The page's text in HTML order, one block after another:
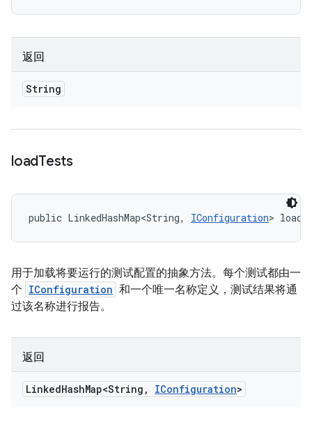
返回
String
loadTests
public LinkedHashMap<String, IConfiguration>
用于加载将要运行的测试配置的抽象方法。每个测试都由一
个 IConfiguration 和一个唯一名称定义，测试结果将通
过该名称进行报告。
返回
LinkedHashMap<String , IConfiguration>